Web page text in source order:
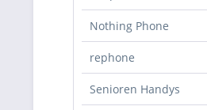
Nothing Phone
rephone
Senioren Handys